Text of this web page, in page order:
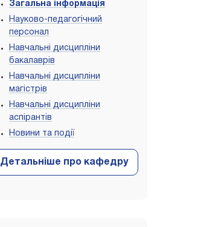
Загальна інформація
Науково-педагогічний
персонал
Навчальні дисципліни
бакалаврів
Навчальні дисципліни
магістрів
Навчальні дисципліни
аспірантів
Новини та події